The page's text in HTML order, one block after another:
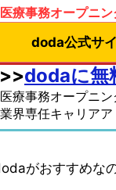
療事務オープニ
doda公式サ
>>dodaに無
療事務オープニ
界専任キャリア
がおすすめな